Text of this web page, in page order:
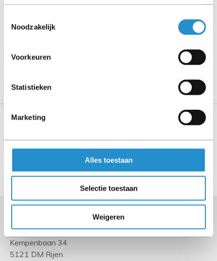
Noodzakelijk
Voorkeuren
Statistieken
Marketing
Alles toestaan
Selectie toestaan
Weigeren
LET OP: Op refurbished producten geldt een
garantieperiode van 90 dagen, tenzij anders
Kempenbaan 34
5121 DM Rijen